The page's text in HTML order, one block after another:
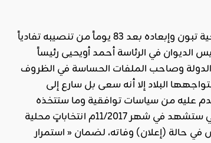
، أي مَن يمارس ويتحرك ويتحدث باسم الرئيس، لتنحية تبون وإبعاده بعد 83 يوماً من تنصيبه تفادياً
الديوان في الرئاسة أحمد أويحيى رئيساً
الدولة وصاحب الملفات الحساسة في الظروف
البلاد إلا أنه سعى بل سارع إلى
عليه من سياسات توافقية وما ستتخذه
حكومتُه من تدابير لترشيد النفقات العمومية وإجراءات تقشفية ضرورية تحضيراً للمرحلة المقبلة، التي ستشهد في شهر 11/2017م انتخاباتٍ محلية
خطة استبدال الرئيس في حالة (إعلان) وفاته، لضمان « استمرار